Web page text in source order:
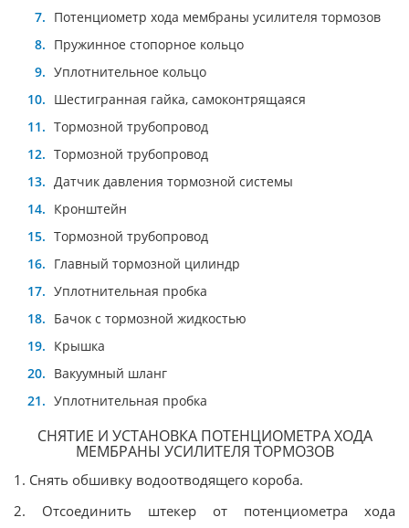
Потенциометр хода мембраны усилителя тормозов
Пружинное стопорное кольцо
Уплотнительное кольцо
Шестигранная гайка, самоконтрящаяся
Тормозной трубопровод
Тормозной трубопровод
Датчик давления тормозной системы
Кронштейн
Тормозной трубопровод
Главный тормозной цилиндр
Уплотнительная пробка
Бачок с тормозной жидкостью
Крышка
Вакуумный шланг
Уплотнительная пробка
СНЯТИЕ И УСТАНОВКА ПОТЕНЦИОМЕТРА ХОДА
МЕМБРАНЫ УСИЛИТЕЛЯ ТОРМОЗОВ
1. Снять обшивку водоотводящего короба.
2. Отсоединить штекер от потенциометра хода